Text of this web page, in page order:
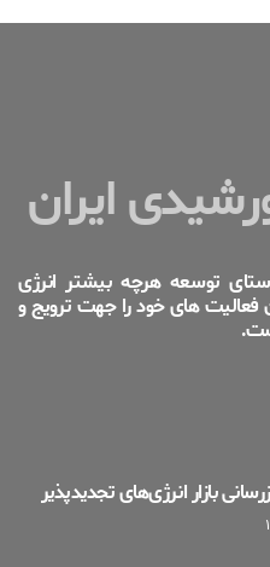
ایران
توسعه هرچه بیشتر انرژی
فعالیت های خود را جهت ترویج و
بازار انرژی‌های تجدیدپذیر